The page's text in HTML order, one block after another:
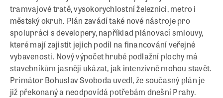
tramvajové tratě, vysokorychlostní železnici, metro i
městský okruh. Plán zavádí také nové nástroje pro
spolupráci s developery, například plánovací smlouvy,
které mají zajistit jejich podíl na financování veřejné
vybavenosti. Nový výpočet hrubé podlažní plochy má
stavebníkům jasněji ukázat, jak intenzivně mohou stavět.
Primátor Bohuslav Svoboda uvedl, že současný plán je
již překonaný a neodpovídá potřebám dnešní Prahy.